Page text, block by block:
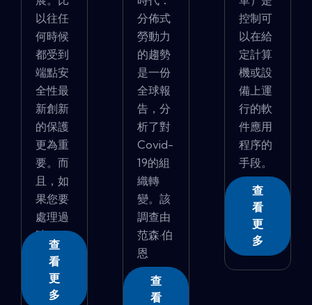
以往任
何時候
都受到
端點安
全性最
新創新
的保護
更為重
要。而
且，如
果您要
處理過
時...
查
看
更
多
分佈式
勞動力
的趨勢
是一份
全球報
告，分
析了對
Covid-
19的組
織轉
變。該
調查由
范森·伯
恩
（Va...
查
看
控制可
以在給
定計算
機或設
備上運
行的軟
件應用
程序的
手段。
...
查
看
更
多